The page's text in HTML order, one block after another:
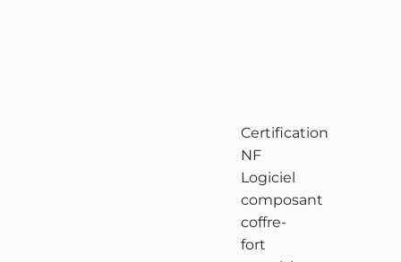
Certification
NF
Logiciel
composant
coffre-
fort